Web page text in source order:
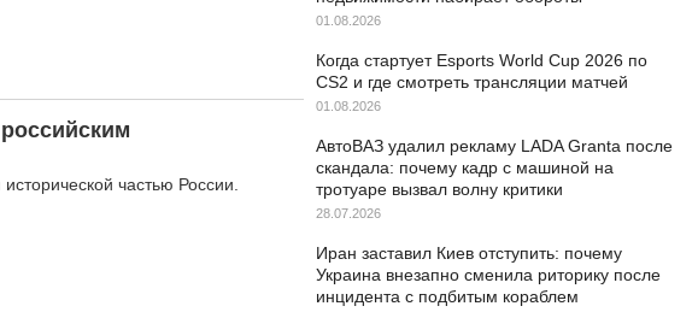
частью России.
01.08.2026
Когда стартует Esports World Cup 2026 по
CS2 и где смотреть трансляции матчей
01.08.2026
АвтоВАЗ удалил рекламу LADA Granta после
скандала: почему кадр с машиной на
тротуаре вызвал волну критики
28.07.2026
Иран заставил Киев отступить: почему
Украина внезапно сменила риторику после
инцидента с подбитым кораблем